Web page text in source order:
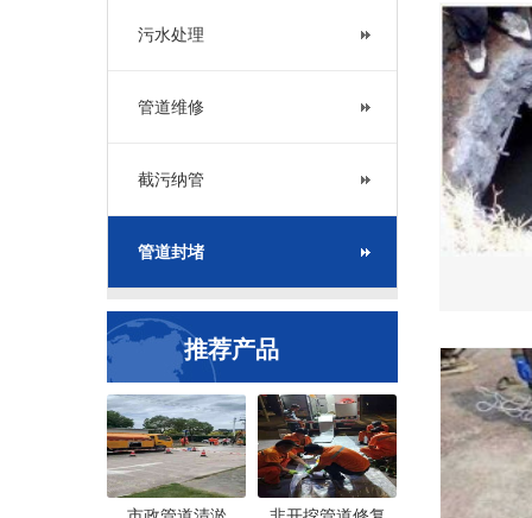
污水处理
管道维修
截污纳管
管道封堵
推荐产品